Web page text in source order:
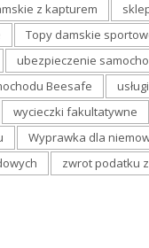
z kapturem
Topy damskie
ubezpieczenie
Beesafe
wycieczki fakultatywne
Wyprawka dla
zwrot podatku